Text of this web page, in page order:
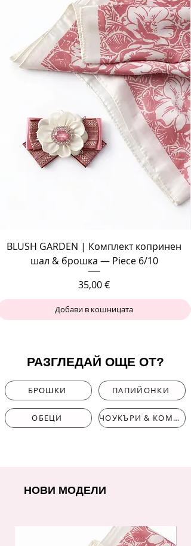
BLUSH GARDEN | Комплект копринен
шал & брошка — Piece 6/10
Цена
35,00 €
Добави в кошницата
РАЗГЛЕДАЙ ОЩЕ ОТ?
БРОШКИ ПАПИЙОНКИ
ОБЕЦИ ЧОУКЪРИ & КОМПЛЕКТИ
НОВИ МОДЕЛИ